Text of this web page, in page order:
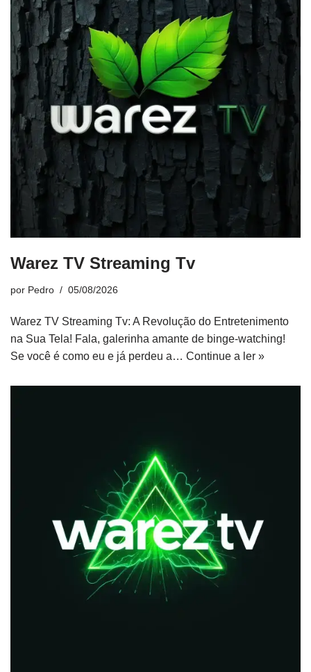
Warez TV Streaming Tv
por Pedro 05/08/2026
Warez TV Streaming Tv: A Revolução do Entretenimento
na Sua Tela! Fala, galerinha amante de binge-watching!
Se você é como eu e já perdeu a… Continue a ler »